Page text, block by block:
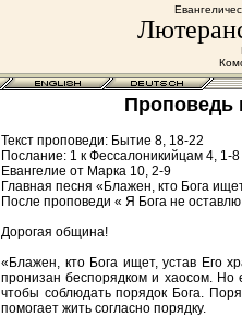
Проповедь
Текст проповеди: Бытие 8, 18-22
Послание: 1 к Фессалоникийцам 4, 1-8
Евангелие от Марка 10, 2-9
Главная песня «Блажен, кто Бога
После проповеди « Я Бога не
Дорогая община!
«Блажен, кто Бога ищет, устав Его
пронизан беспорядком и хаосом. Но
чтобы соблюдать порядок Бога.
помогает жить согласно порядку.